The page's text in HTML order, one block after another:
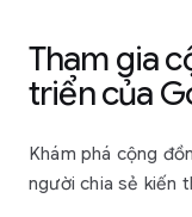
Tham gia
triển của
Khám phá cộng
người chia sẻ kiến